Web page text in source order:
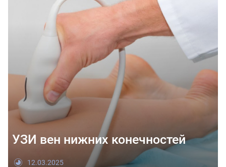
УЗИ вен нижних конечностей
12.03.2025